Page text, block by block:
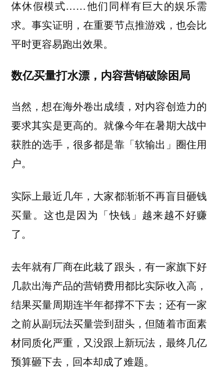
体休假模式……他们同样有巨大的娱乐需
求。事实证明，在重要节点推游戏，也会比
平时更容易跑出效果。
数亿买量打水漂，内容营销破除困局
当然，想在海外卷出成绩，对内容创造力的
要求其实是更高的。就像今年在暑期大战中
获胜的选手，很多都是靠「软输出」圈住用
户。
实际上最近几年，大家都渐渐不再盲目砸钱
买量。这也是因为「快钱」越来越不好赚
了。
去年就有厂商在此栽了跟头，有一家旗下好
几款出海产品的营销费用都比实际收入高，
结果买量周期连半年都撑不下去；还有一家
之前从副玩法买量尝到甜头，但随着市面素
材同质化严重，又没跟上新玩法，最终几亿
预算砸下去，回本却成了难题。